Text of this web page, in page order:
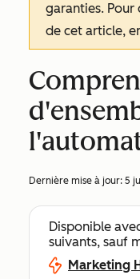
garanties. Pour
de cet article,
Dernière mise à jour: 5
Disponible
suivants, sauf
Marketing